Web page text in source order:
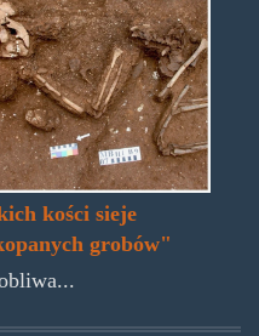
kości sieje
grobów"